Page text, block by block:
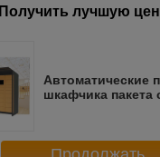
Получить лучшую
Автоматические
шкафчика пакета
с укрытием